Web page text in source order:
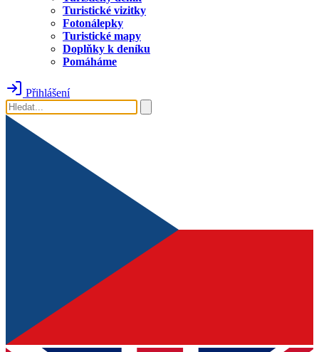
Turistické vizitky
Fotonálepky
Turistické mapy
Doplňky k deníku
Pomáháme
Přihlášení